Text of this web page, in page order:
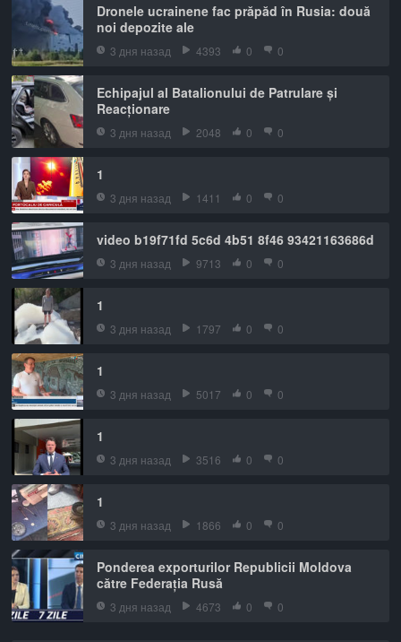
Dronele ucrainene fac prăpăd în Rusia: două
noi depozite ale
3 дня назад 4393 0 0
Echipajul al Batalionului de Patrulare și
Reacționare
3 дня назад 2048 0 0
1
3 дня назад 1411 0 0
video b19f71fd 5c6d 4b51 8f46 93421163686d
3 дня назад 9713 0 0
1
3 дня назад 1797 0 0
1
3 дня назад 5017 0 0
1
3 дня назад 3516 0 0
1
3 дня назад 1866 0 0
Ponderea exporturilor Republicii Moldova
către Federația Rusă
3 дня назад 4673 0 0